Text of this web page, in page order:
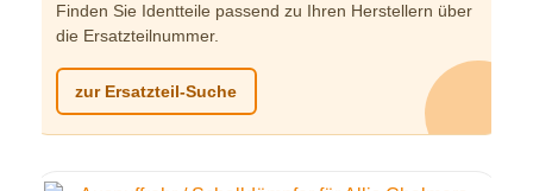
Finden Sie Identteile passend zu Ihren Herstellern über
die Ersatzteilnummer.
zur Ersatzteil-Suche